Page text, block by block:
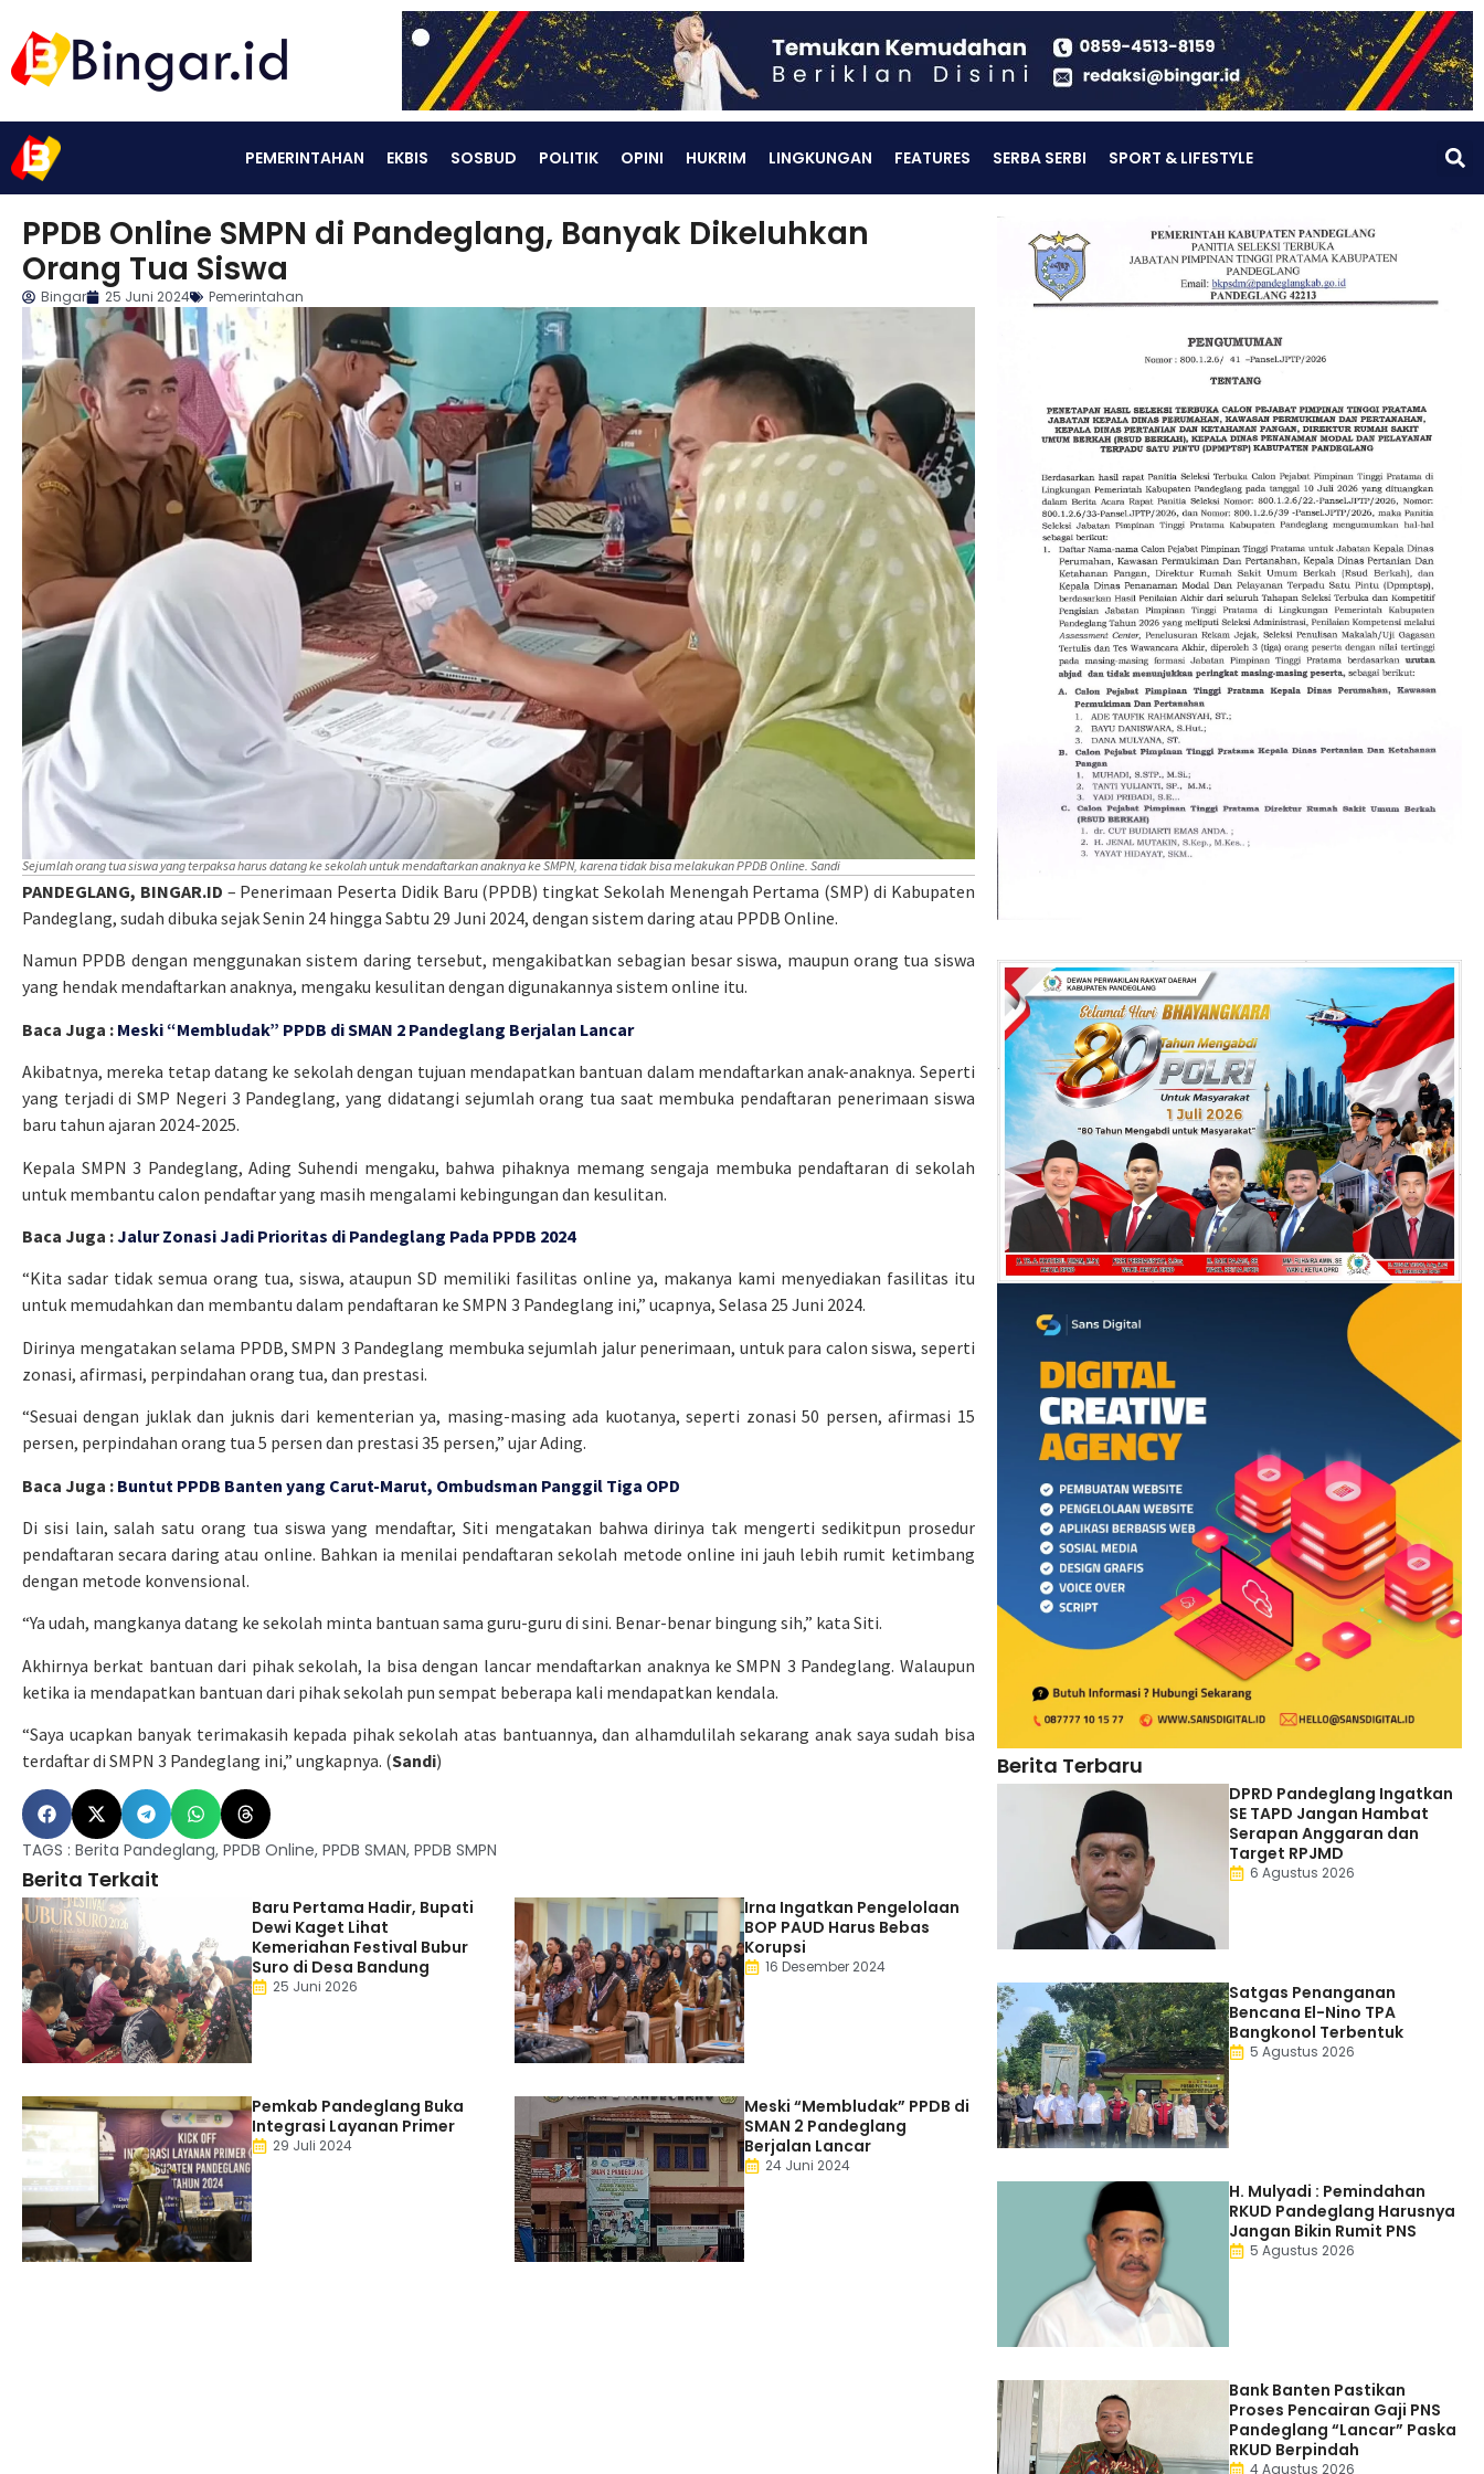
PEMERINTAHAN EKBIS SOSBUD POLITIK OPINI HUKRIM LINGKUNGAN FEATURES SERBA SERBI SPORT & LIFESTYLE
PPDB Online SMPN di Pandeglang, Banyak Dikeluhkan
Orang Tua Siswa
Bingar 25 Juni 2024 Pemerintahan
Sejumlah orang tua siswa yang terpaksa harus datang ke sekolah untuk mendaftarkan anaknya ke SMPN, karena tidak bisa melakukan PPDB Online. Sandi
PANDEGLANG, BINGAR.ID – Penerimaan Peserta Didik Baru (PPDB) tingkat Sekolah Menengah Pertama (SMP) di Kabupaten
Pandeglang, sudah dibuka sejak Senin 24 hingga Sabtu 29 Juni 2024, dengan sistem daring atau PPDB Online.
Namun PPDB dengan menggunakan sistem daring tersebut, mengakibatkan sebagian besar siswa, maupun orang tua siswa
yang hendak mendaftarkan anaknya, mengaku kesulitan dengan digunakannya sistem online itu.
Baca Juga : Meski “Membludak” PPDB di SMAN 2 Pandeglang Berjalan Lancar
Akibatnya, mereka tetap datang ke sekolah dengan tujuan mendapatkan bantuan dalam mendaftarkan anak-anaknya. Seperti
yang terjadi di SMP Negeri 3 Pandeglang, yang didatangi sejumlah orang tua saat membuka pendaftaran penerimaan siswa
baru tahun ajaran 2024-2025.
Kepala SMPN 3 Pandeglang, Ading Suhendi mengaku, bahwa pihaknya memang sengaja membuka pendaftaran di sekolah
untuk membantu calon pendaftar yang masih mengalami kebingungan dan kesulitan.
Baca Juga :Jalur Zonasi Jadi Prioritas di Pandeglang Pada PPDB 2024
“Kita sadar tidak semua orang tua, siswa, ataupun SD memiliki fasilitas online ya, makanya kami menyediakan fasilitas itu
untuk memudahkan dan membantu dalam pendaftaran ke SMPN 3 Pandeglang ini,” ucapnya, Selasa 25 Juni 2024.
Dirinya mengatakan selama PPDB, SMPN 3 Pandeglang membuka sejumlah jalur penerimaan, untuk para calon siswa, seperti
zonasi, afirmasi, perpindahan orang tua, dan prestasi.
“Sesuai dengan juklak dan juknis dari kementerian ya, masing-masing ada kuotanya, seperti zonasi 50 persen, afirmasi 15
persen, perpindahan orang tua 5 persen dan prestasi 35 persen,” ujar Ading.
Baca Juga : Buntut PPDB Banten yang Carut-Marut, Ombudsman Panggil Tiga OPD
Di sisi lain, salah satu orang tua siswa yang mendaftar, Siti mengatakan bahwa dirinya tak mengerti sedikitpun prosedur
pendaftaran secara daring atau online. Bahkan ia menilai pendaftaran sekolah metode online ini jauh lebih rumit ketimbang
dengan metode konvensional.
“Ya udah, mangkanya datang ke sekolah minta bantuan sama guru-guru di sini. Benar-benar bingung sih,” kata Siti.
Akhirnya berkat bantuan dari pihak sekolah, Ia bisa dengan lancar mendaftarkan anaknya ke SMPN 3 Pandeglang. Walaupun
ketika ia mendapatkan bantuan dari pihak sekolah pun sempat beberapa kali mendapatkan kendala.
“Saya ucapkan banyak terimakasih kepada pihak sekolah atas bantuannya, dan alhamdulilah sekarang anak saya sudah bisa
terdaftar di SMPN 3 Pandeglang ini,” ungkapnya. (Sandi)
TAGS : Berita Pandeglang, PPDB Online, PPDB SMAN, PPDB SMPN
Berita Terkait
Baru Pertama Hadir, Bupati
Dewi Kaget Lihat
Kemeriahan Festival Bubur
Suro di Desa Bandung
25 Juni 2026
Irna Ingatkan Pengelolaan
BOP PAUD Harus Bebas
Korupsi
16 Desember 2024
Pemkab Pandeglang Buka
Integrasi Layanan Primer
29 Juli 2024
Meski “Membludak” PPDB di
SMAN 2 Pandeglang
Berjalan Lancar
24 Juni 2024
Berita Terbaru
DPRD Pandeglang Ingatkan
SE TAPD Jangan Hambat
Serapan Anggaran dan
Target RPJMD
6 Agustus 2026
Satgas Penanganan
Bencana El-Nino TPA
Bangkonol Terbentuk
5 Agustus 2026
H. Mulyadi : Pemindahan
RKUD Pandeglang Harusnya
Jangan Bikin Rumit PNS
5 Agustus 2026
Bank Banten Pastikan
Proses Pencairan Gaji PNS
Pandeglang “Lancar” Paska
RKUD Berpindah
4 Agustus 2026